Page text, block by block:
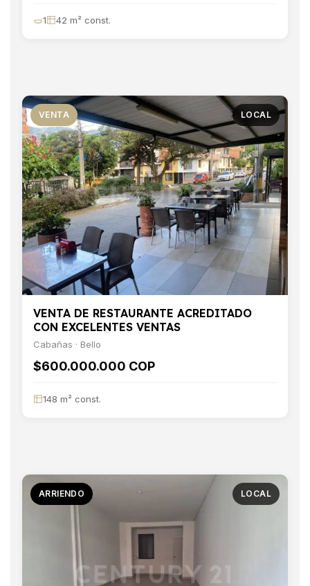
1 42 m² const.
VENTA LOCAL
VENTA DE RESTAURANTE ACREDITADO
CON EXCELENTES VENTAS
Cabañas · Bello
$600.000.000 COP
148 m² const.
ARRIENDO LOCAL